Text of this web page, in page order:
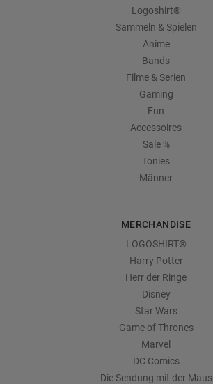
Logoshirt®
Sammeln & Spielen
Anime
Bands
Filme & Serien
Gaming
Fun
Accessoires
Sale %
Tonies
Männer
MERCHANDISE
LOGOSHIRT®
Harry Potter
Herr der Ringe
Disney
Star Wars
Game of Thrones
Marvel
DC Comics
Die Sendung mit der Maus